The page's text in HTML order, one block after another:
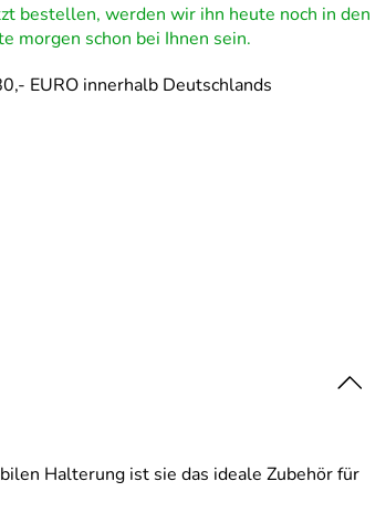
bestellen, werden wir ihn heute noch in den
morgen schon bei Ihnen sein.
EURO innerhalb Deutschlands
Halterung ist sie das ideale Zubehör für